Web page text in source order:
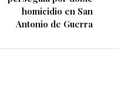
homicidio en San
Antonio de Guerra